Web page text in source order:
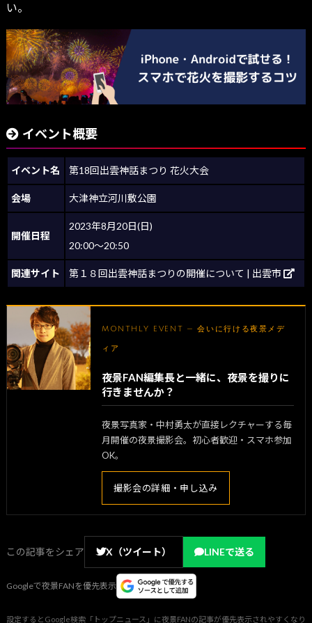
い。
イベント概要
イベント名 第18回出雲神話まつり 花火大会
会場 大津神立河川敷公園
開催日程
2023年8月20日(日)
20:00～20:50
関連サイト 第１８回出雲神話まつりの開催について | 出雲市
MONTHLY EVENT — 会いに行ける夜景メデ
ィア
夜景FAN編集長と一緒に、夜景を撮りに
行きませんか？
夜景写真家・中村勇太が直接レクチャーする毎
月開催の夜景撮影会。初心者歓迎・スマホ参加
OK。
撮影会の詳細・申し込み
この記事をシェア X（ツイート） LINEで送る
Googleで夜景FANを優先表示
設定するとGoogle検索「トップニュース」に夜景FANの記事が優先表示されやすくなり